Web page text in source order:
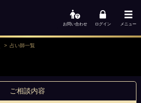
お問い合わせ ログイン メニュー
占い師一覧
ご相談内容